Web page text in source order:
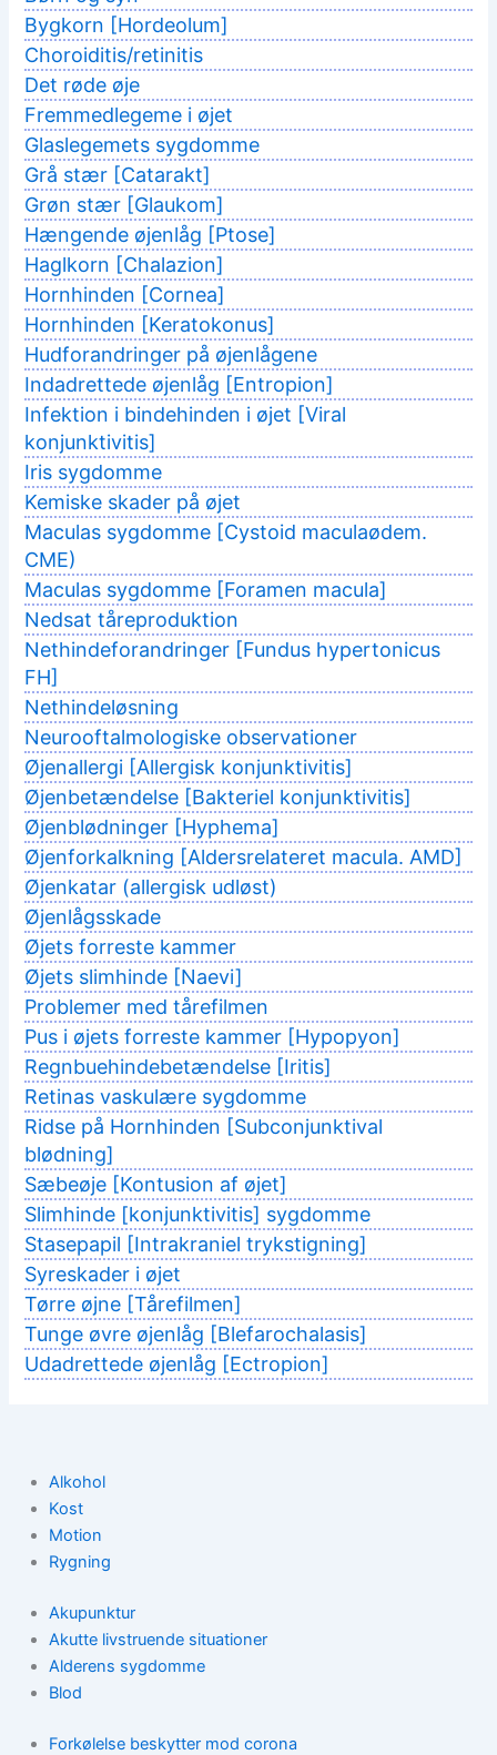
Bygkorn [Hordeolum]
Choroiditis/retinitis
Det røde øje
Fremmedlegeme i øjet
Glaslegemets sygdomme
Grå stær [Catarakt]
Grøn stær [Glaukom]
Hængende øjenlåg [Ptose]
Haglkorn [Chalazion]
Hornhinden [Cornea]
Hornhinden [Keratokonus]
Hudforandringer på øjenlågene
Indadrettede øjenlåg [Entropion]
Infektion i bindehinden i øjet [Viral
konjunktivitis]
Iris sygdomme
Kemiske skader på øjet
Maculas sygdomme [Cystoid maculaødem.
CME)
Maculas sygdomme [Foramen macula]
Nedsat tåreproduktion
Nethindeforandringer [Fundus hypertonicus
FH]
Nethindeløsning
Neurooftalmologiske observationer
Øjenallergi [Allergisk konjunktivitis]
Øjenbetændelse [Bakteriel konjunktivitis]
Øjenblødninger [Hyphema]
Øjenforkalkning [Aldersrelateret macula. AMD]
Øjenkatar (allergisk udløst)
Øjenlågsskade
Øjets forreste kammer
Øjets slimhinde [Naevi]
Problemer med tårefilmen
Pus i øjets forreste kammer [Hypopyon]
Regnbuehindebetændelse [Iritis]
Retinas vaskulære sygdomme
Ridse på Hornhinden [Subconjunktival
blødning]
Sæbeøje [Kontusion af øjet]
Slimhinde [konjunktivitis] sygdomme
Stasepapil [Intrakraniel trykstigning]
Syreskader i øjet
Tørre øjne [Tårefilmen]
Tunge øvre øjenlåg [Blefarochalasis]
Udadrettede øjenlåg [Ectropion]
Alkohol
Kost
Motion
Rygning
Akupunktur
Akutte livstruende situationer
Alderens sygdomme
Blod
Forkølelse beskytter mod corona